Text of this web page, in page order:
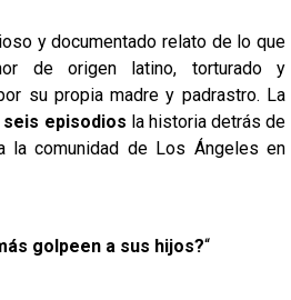
y documentado relato de lo que
de origen latino, torturado y
su propia madre y padrastro. La
seis episodios la historia detrás de
la comunidad de Los Ángeles en
golpeen a sus hijos?“